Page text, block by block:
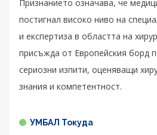
Признанието означава, че
постигнал високо ниво на
и експертиза в областта на
присъжда от Европейския борд
сериозни изпити, оценяващи
знания и компетентност.
УМБАЛ Токуда